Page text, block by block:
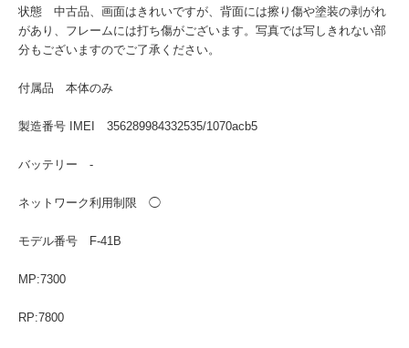
状態 中古品、画面はきれいですが、背面には擦り傷や塗装の剥がれ
があり、フレームには打ち傷がございます。写真では写しきれない部
分もございますのでご了承ください。
付属品 本体のみ
製造番号 IMEI 356289984332535/1070acb5
バッテリー -
ネットワーク利用制限 ◯
モデル番号 F-41B
MP:7300
RP:7800